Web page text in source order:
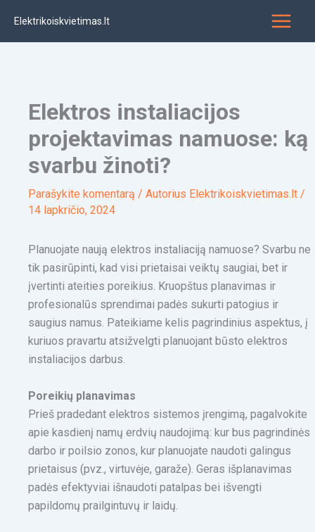
prie
turinio
Elektrikoiskvietimas.lt
Elektros instaliacijos
projektavimas namuose: ką
svarbu žinoti?
Parašykite komentarą / Autorius Elektrikoiskvietimas.lt/
14 lapkričio, 2024
Planuojate naują elektros instaliaciją namuose? Svarbu ne
tik pasirūpinti, kad visi prietaisai veiktų saugiai, bet ir
įvertinti ateities poreikius. Kruopštus planavimas ir
profesionalūs sprendimai padės sukurti patogius ir
saugius namus. Pateikiame kelis pagrindinius aspektus, į
kuriuos pravartu atsižvelgti planuojant būsto elektros
instaliacijos darbus.
Poreikių planavimas
Prieš pradedant elektros sistemos įrengimą, pagalvokite
apie kasdienį namų erdvių naudojimą: kur bus pagrindinės
darbo ir poilsio zonos, kur planuojate naudoti galingus
prietaisus (pvz., virtuvėje, garaže). Geras išplanavimas
padės efektyviai išnaudoti patalpas bei išvengti
papildomų prailgintuvų ir laidų.